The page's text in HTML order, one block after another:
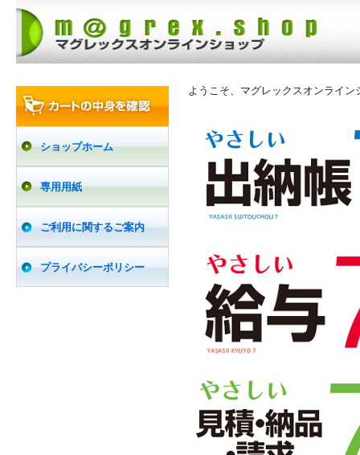
ショップホーム
専用用紙
ご利用に関するご案内
プライバシーポリシー
ようこそ、マグレックスオンライン